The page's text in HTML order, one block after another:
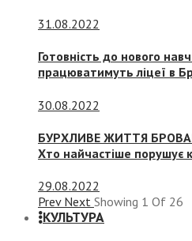
31.08.2022
Готовність до нового
працюватимуть ліцеї в
30.08.2022
БУРХЛИВЕ ЖИТТЯ
Хто найчастіше порушує
29.08.2022
Prev Next Showing 1 Of 26
КУЛЬТУРА